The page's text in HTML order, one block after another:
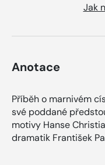
Jak
Anotace
Příběh o marnivém
své poddané
motivy Hanse
dramatik František